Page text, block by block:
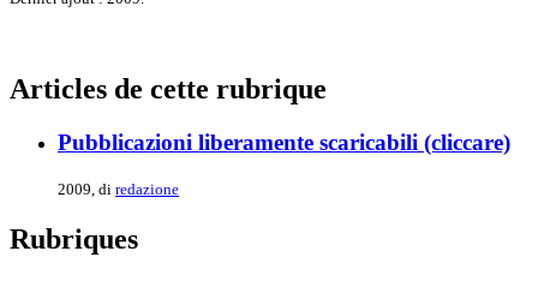
Articles de cette rubrique
Pubblicazioni liberamente scaricabili (cliccare)
2009, di redazione
Rubriques